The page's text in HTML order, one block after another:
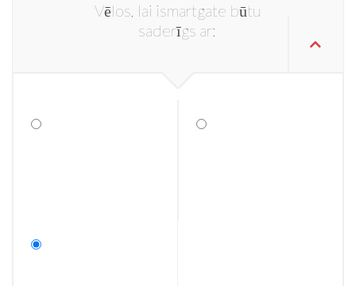
Vēlos, lai ismartgate būtu
saderīgs ar: